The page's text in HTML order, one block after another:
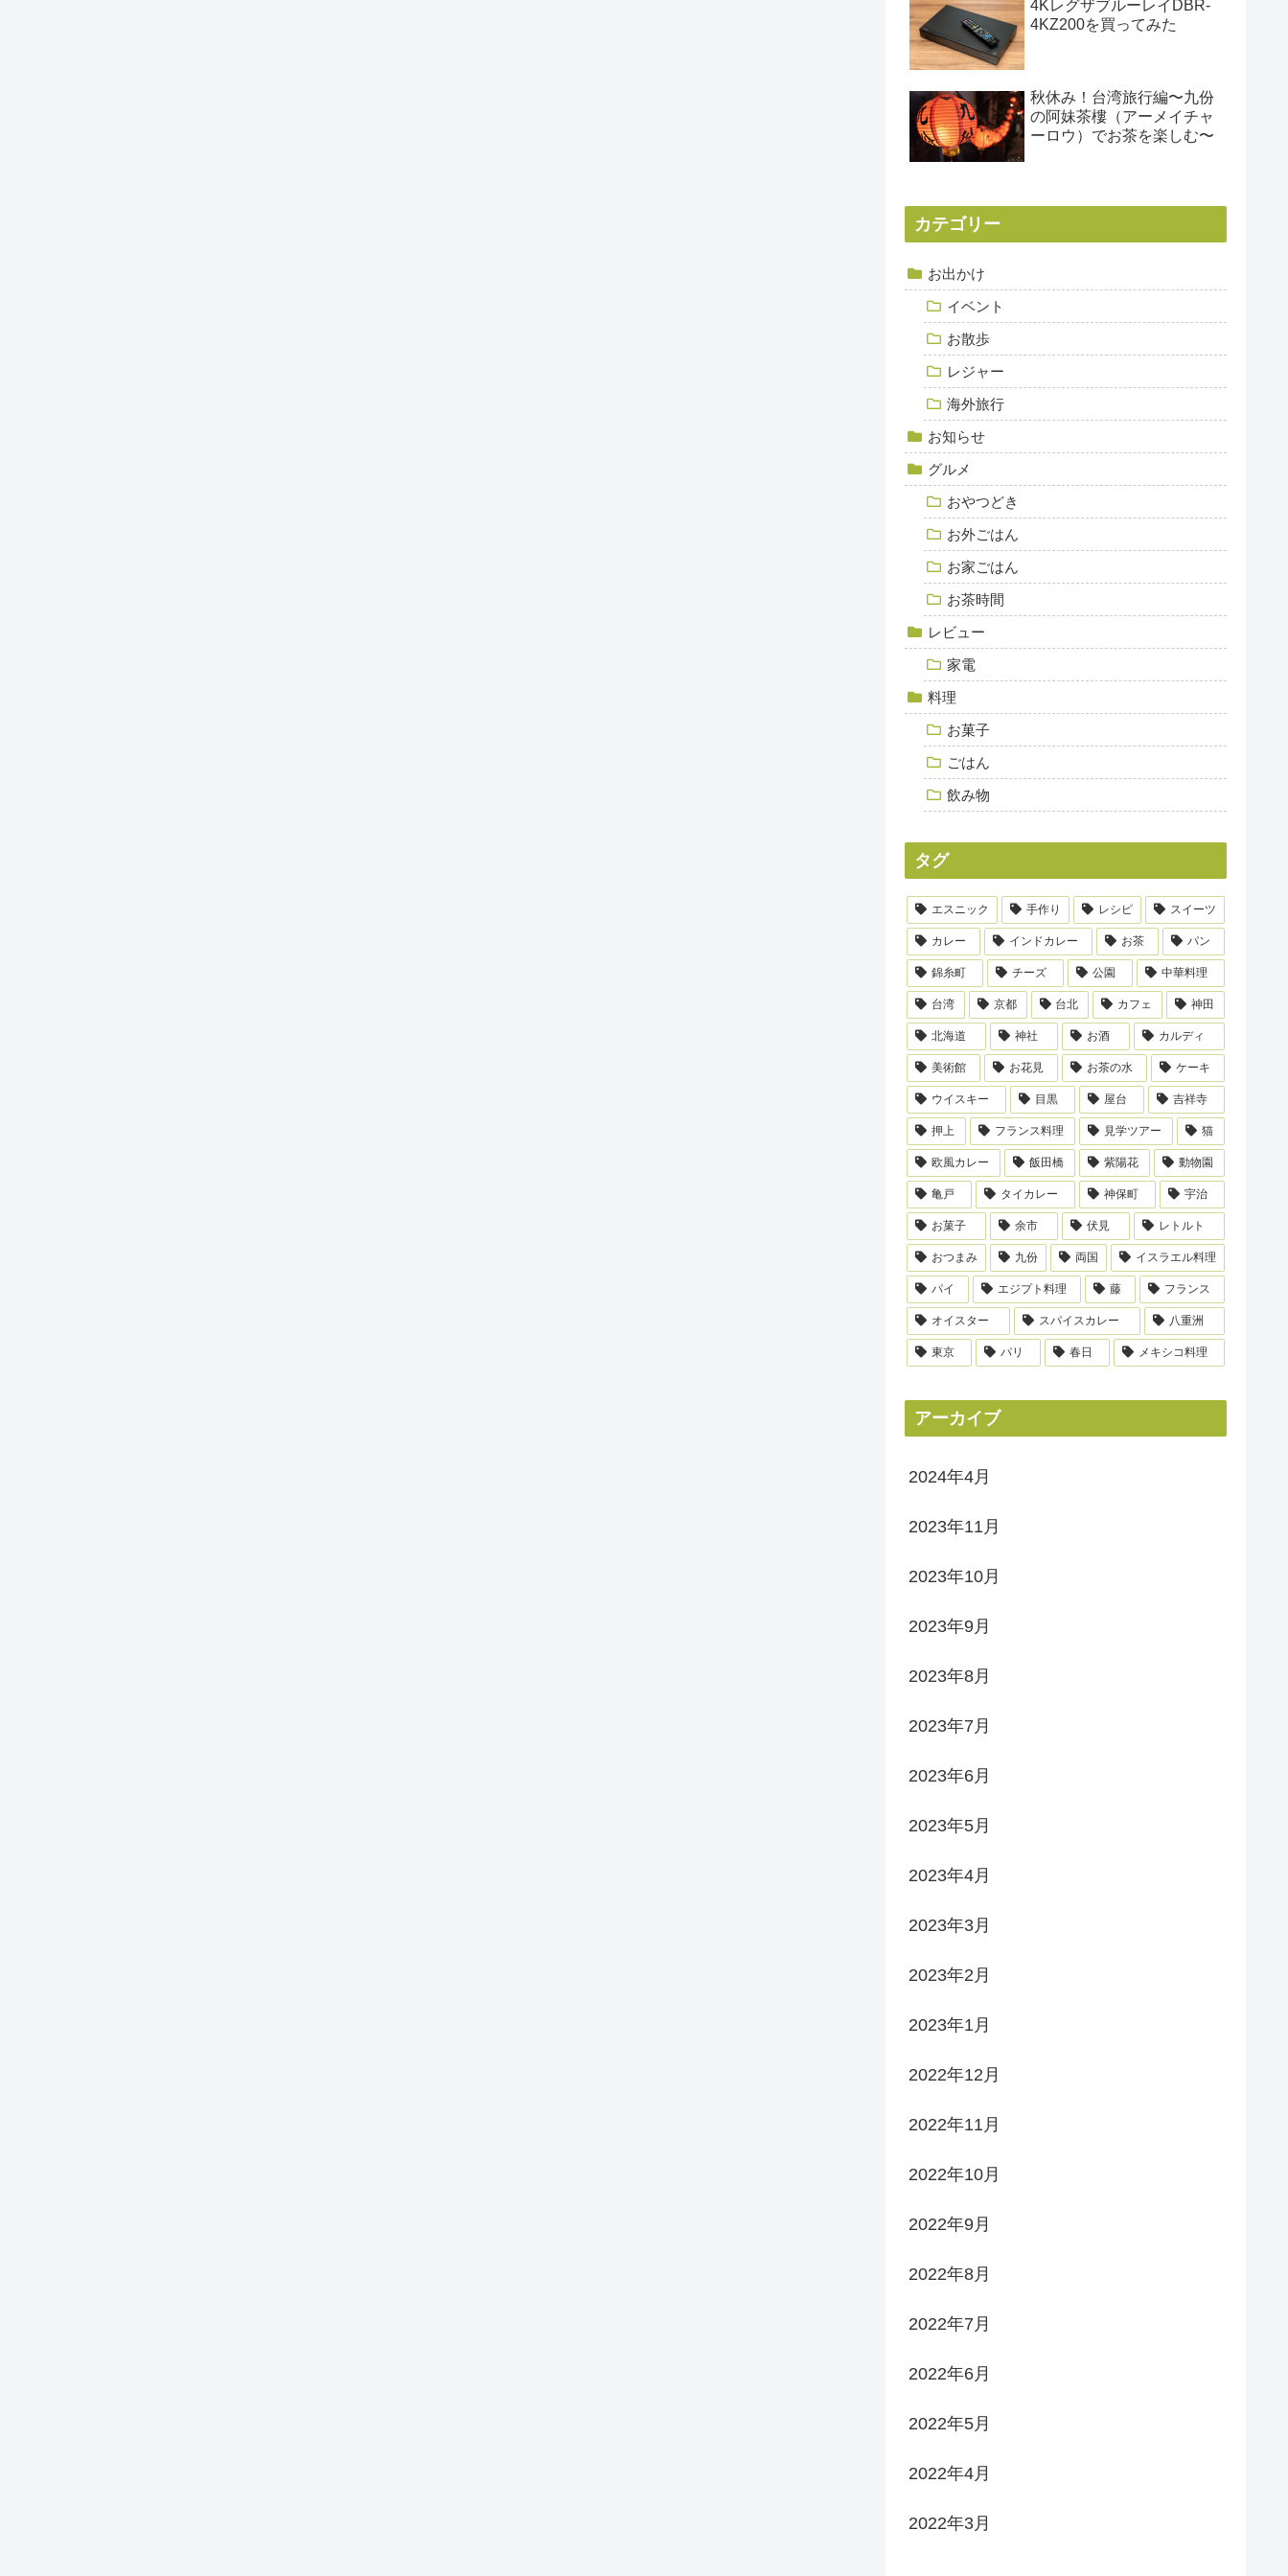
4KレグザブルーレイDBR-
4KZ200を買ってみた
秋休み！台湾旅行編〜九份
の阿妹茶樓（アーメイチャ
ーロウ）でお茶を楽しむ〜
カテゴリー
お出かけ
イベント
お散歩
レジャー
海外旅行
お知らせ
グルメ
おやつどき
お外ごはん
お家ごはん
お茶時間
レビュー
家電
料理
お菓子
ごはん
飲み物
タグ
エスニック 手作り レシピ スイーツ
カレー インドカレー お茶 パン
錦糸町 チーズ 公園 中華料理
台湾 京都 台北 カフェ 神田
北海道 神社 お酒 カルディ
美術館 お花見 お茶の水 ケーキ
ウイスキー 目黒 屋台 吉祥寺
押上 フランス料理 見学ツアー 猫
欧風カレー 飯田橋 紫陽花 動物園
亀戸 タイカレー 神保町 宇治
お菓子 余市 伏見 レトルト
おつまみ 九份 両国 イスラエル料理
パイ エジプト料理 藤 フランス
オイスター スパイスカレー 八重洲
東京 パリ 春日 メキシコ料理
アーカイブ
2024年4月
2023年11月
2023年10月
2023年9月
2023年8月
2023年7月
2023年6月
2023年5月
2023年4月
2023年3月
2023年2月
2023年1月
2022年12月
2022年11月
2022年10月
2022年9月
2022年8月
2022年7月
2022年6月
2022年5月
2022年4月
2022年3月